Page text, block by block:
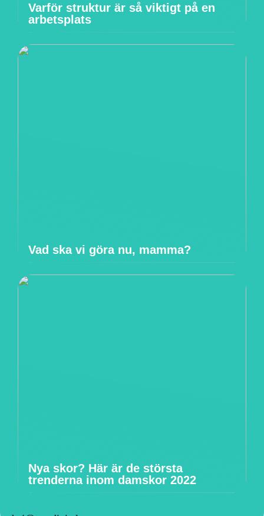
Varför struktur är så viktigt på en
arbetsplats
Vad ska vi göra nu, mamma?
Nya skor? Här är de största
trenderna inom damskor 2022